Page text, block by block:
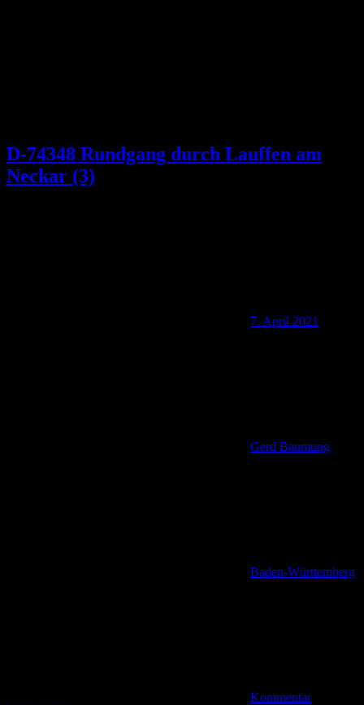
D-74348 Rundgang durch Lauffen am
Neckar (3)
7. April 2021
Gerd Baumung
Baden-Württemberg
Kommentar